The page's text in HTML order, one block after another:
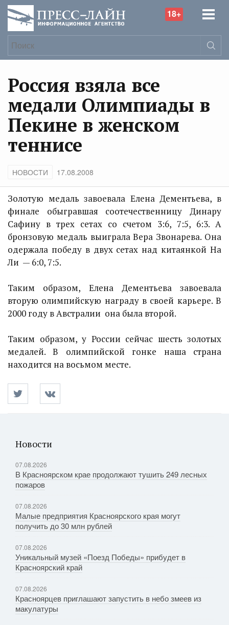
18+
Россия взяла все
медали Олимпиады в
Пекине в женском
теннисе
НОВОСТИ 17.08.2008
Золотую медаль завоевала Елена Дементьева, в
финале обыгравшая соотечественницу Динару
Сафину в трех сетах со счетом 3:6, 7:5, 6:3. А
бронзовую медаль выиграла Вера Звонарева. Она
одержала победу в двух сетах над китаянкой На
Ли — 6:0, 7:5.
Таким образом, Елена Дементьева завоевала
вторую олимпийскую награду в своей карьере. В
2000 году в Австралии она была второй.
Таким образом, у России сейчас шесть золотых
медалей. В олимпийской гонке наша страна
находится на восьмом месте.
Новости
07.08.2026
В Красноярском крае продолжают тушить 249 лесных
пожаров
07.08.2026
Малые предприятия Красноярского края могут
получить до 30 млн рублей
07.08.2026
Уникальный музей «Поезд Победы» прибудет в
Красноярский край
07.08.2026
Красноярцев приглашают запустить в небо змеев из
макулатуры